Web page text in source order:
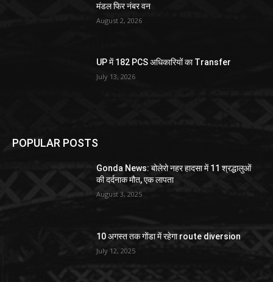
मंडल फिर नंबर वन
August 2, 2026
UP में 182 PCS अधिकारियों का Transfer
July 13, 2026
POPULAR POSTS
Gonda News: बोलेरो नहर हादसा में 11 श्रद्धालुओं
की दर्दनाक मौत, एक लापता
August 3, 2025
10 अगस्त तक गोंडा में रहेगा route diversion
July 12, 2025